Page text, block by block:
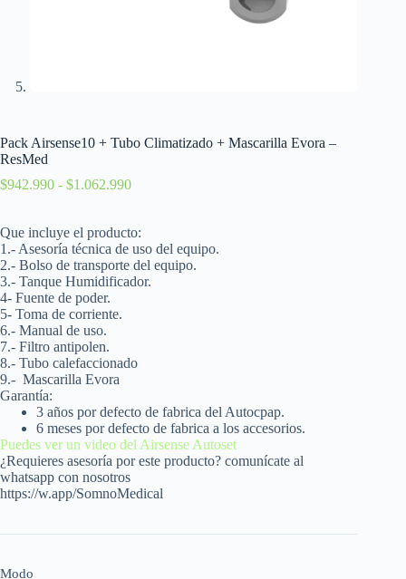
Pack Airsense10 + Tubo Climatizado + Mascarilla Evora –
ResMed
$942.990 - $1.062.990
Que incluye el producto:
1.- Asesoría técnica de uso del equipo.
2.- Bolso de transporte del equipo.
3.- Tanque Humidificador.
4- Fuente de poder.
5- Toma de corriente.
6.- Manual de uso.
7.- Filtro antipolen.
8.- Tubo calefaccionado
9.- Mascarilla Evora
Garantía:
3 años por defecto de fabrica del Autocpap.
6 meses por defecto de fabrica a los accesorios.
Puedes ver un video del Airsense Autoset
¿Requieres asesoría por este producto? comunícate al
whatsapp con nosotros
https://w.app/SomnoMedical
Modo